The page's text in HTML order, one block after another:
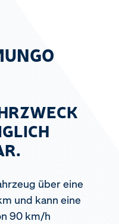
über eine
und kann eine
90 km/h